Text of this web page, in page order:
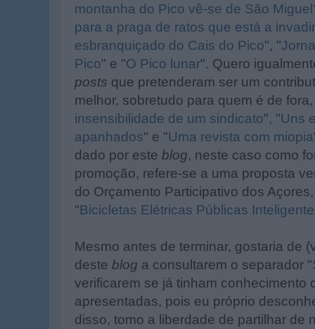
montanha do Pico vê-se de São
para a praga de ratos que está a
esbranquiçado do Cais do Pico", "
Pico" e "O Pico lunar". Quero
posts que pretenderam ser um
melhor, sobretudo para quem é de
insensibilidade de um sindicato", "Uns
apanhados" e "Uma revista com miopia
dado por este blog, neste caso como
promoção, refere-se a uma proposta
do Orçamento Participativo dos
"Bicicletas Elétricas Públicas
Mesmo antes de terminar, gostaria de
deste blog a consultarem o separador "
verificarem se já tinham conhecimento
apresentadas, pois eu próprio
disso, tomo a liberdade de partilhar de